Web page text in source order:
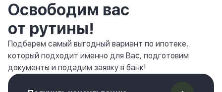
Освободим вас
от рутины!
Подберем самый выгодный вариант по ипотеке,
который подходит именно для Вас, подготовим
документы и подадим заявку в банк!